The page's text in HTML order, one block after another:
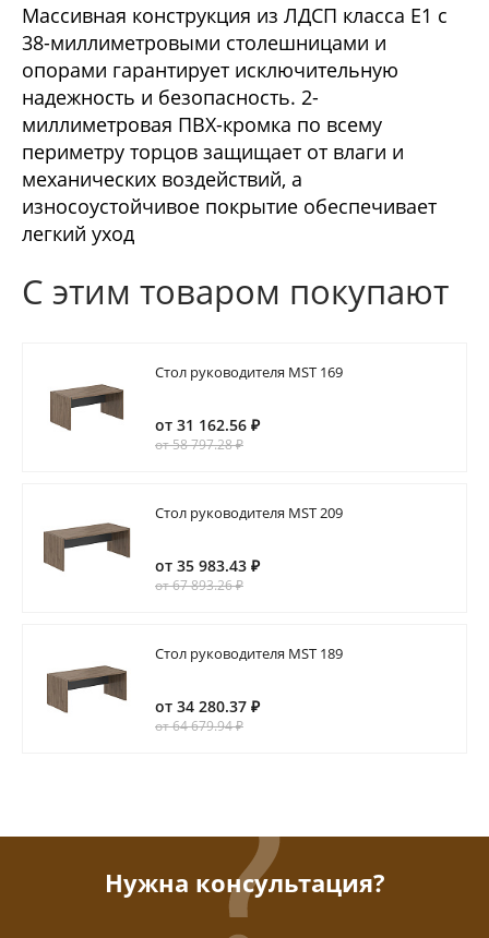
Массивная конструкция из ЛДСП класса Е1 с
38-миллиметровыми столешницами и
опорами гарантирует исключительную
надежность и безопасность. 2-
миллиметровая ПВХ-кромка по всему
периметру торцов защищает от влаги и
механических воздействий, а
износоустойчивое покрытие обеспечивает
легкий уход
С этим товаром покупают
Стол руководителя MST 169
от 31 162.56 ₽
от 58 797.28 ₽
Стол руководителя MST 209
от 35 983.43 ₽
от 67 893.26 ₽
Стол руководителя MST 189
от 34 280.37 ₽
от 64 679.94 ₽
Нужна консультация?